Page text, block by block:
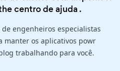
centro de ajuda .
engenheiros especialistas
manter os aplicativos powr
trabalhando para você.